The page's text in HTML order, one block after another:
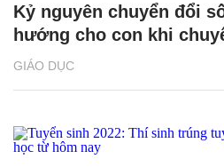
GIÁO DỤC
Kỷ nguyên chuyển đổi
hướng cho con khi